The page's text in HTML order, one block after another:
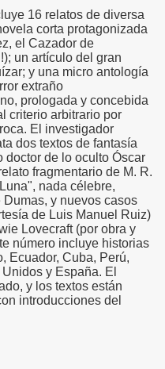
16 relatos de diversa
corta protagonizada
el Cazador de
un artículo del gran
y una micro antología
extraño
prologada y concebida
criterio arbitrario por
El investigador
dos textos de fantasía
doctor de lo oculto Óscar
fragmentario de M. R.
nada célebre,
y nuevos casos
de Luis Manuel Ruiz)
Lovecraft (por obra y
número incluye historias
Ecuador, Cuba, Perú,
y España. El
y los textos están
introducciones del